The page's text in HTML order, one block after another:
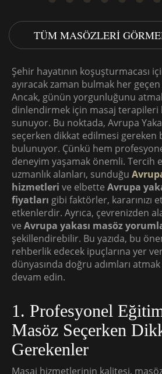
TÜM MASÖZLERI
Şehir hayatının koşuşturmacası
ayıracak zaman bulmak her
Ancak, günün yorgunluğunu
dinlendirmek için masaj terapileri
sunuyor. Bu noktada, Avrupa
seçerken dikkat edilmesi gereken
bulunuyor. Çünkü hem
deneyim yaşamak önemli. Tercih
uzmanlık alanları, sunduğu
hizmetleri ve elbette Avrupa
fiyatları gibi faktörler, kararınızı
etkenlerdir. Ayrıca, çevrenizden
ve Avrupa yakası masöz
şekillendirebilir. Bu yazıda, bu
rehberlik edecek ipuçlarına yer
dünyasında doğru adımları
devam edin.
1. Profesyonel
Masöz Seçerken
Gerekenler
Masaj hizmetlerinin kalitesi,